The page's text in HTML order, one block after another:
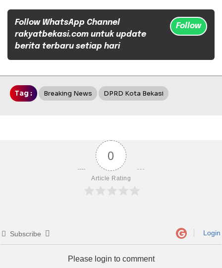
Follow WhatsApp Channel
rakyatbekasi.com untuk update
berita terbaru setiap hari
Follow
Tag : Breaking News DPRD Kota Bekasi
0
Article Rating
Subscribe Login
Please login to comment